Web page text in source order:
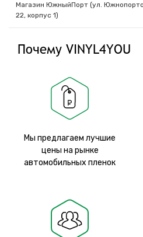
Магазин ЮжныйПорт (ул.
22, корпус 1)
Почему VINYL4YOU
Мы предлагаем лучшие
цены на рынке
автомобильных пленок